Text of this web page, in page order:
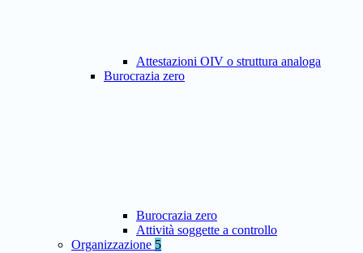
Attestazioni OIV o struttura analoga
Burocrazia zero
Burocrazia zero
Attività soggette a controllo
Organizzazione 5